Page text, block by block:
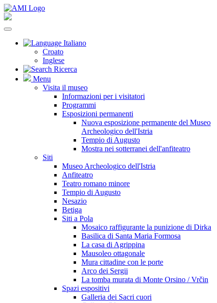
Italiano
Croato
Inglese
Ricerca
Menu
Visita il museo
Informazioni per i visitatori
Programmi
Esposizioni permanenti
Nuova esposizione permanente del Museo
Archeologico dell'Istria
Tempio di Augusto
Mostra nei sotterranei dell'anfiteatro
Siti
Museo Archeologico dell'Istria
Anfiteatro
Teatro romano minore
Tempio di Augusto
Nesazio
Betiga
Siti a Pola
Mosaico raffigurante la punizione di Dirka
Basilica di Santa Maria Formosa
La casa di Agrippina
Mausoleo ottagonale
Mura cittadine con le porte
Arco dei Sergii
La tomba murata di Monte Orsino / Vrčin
Spazi espositivi
Galleria dei Sacri cuori